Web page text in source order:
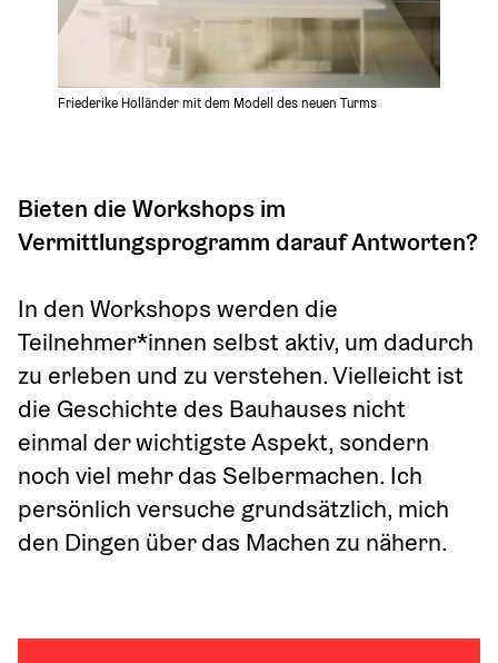
Friederike Holländer mit dem Modell des neuen Turms
Bieten die Workshops im
In den Workshops werden die
Teilnehmer*innen selbst aktiv, um dadurch
zu erleben und zu verstehen. Vielleicht ist
die Geschichte des Bauhauses nicht
einmal der wichtigste Aspekt, sondern
noch viel mehr das Selbermachen. Ich
persönlich versuche grundsätzlich, mich
den Dingen über das Machen zu nähern.